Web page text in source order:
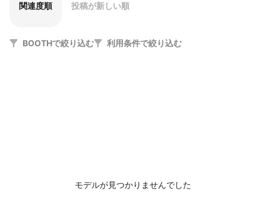
関連度順 投稿が新しい順
BOOTHで絞り込む 利用条件で絞り込む
モデルが見つかりませんでした